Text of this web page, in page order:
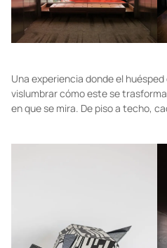
Una experiencia donde el
vislumbrar cómo este se
en que se mira. De piso a techo,